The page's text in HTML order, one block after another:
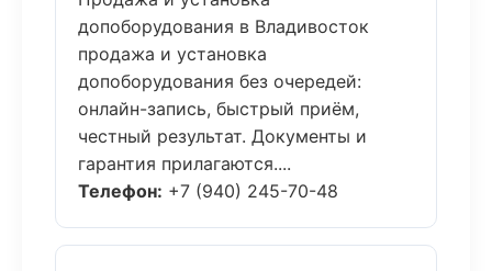
допоборудования в Владивосток
продажа и установка
допоборудования без очередей:
онлайн-запись, быстрый приём,
честный результат. Документы и
гарантия прилагаются....
Телефон: +7 (940) 245-70-48